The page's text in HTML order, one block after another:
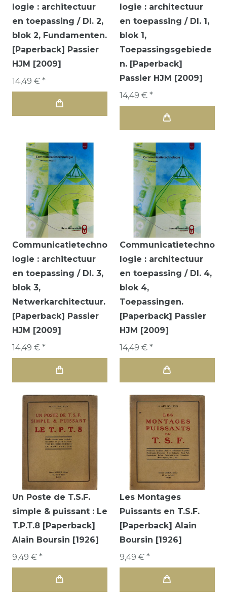
logie : architectuur
en toepassing / Dl. 2,
blok 2, Fundamenten.
[Paperback] Passier
HJM [2009]
14,49 € *
logie : architectuur
en toepassing / Dl. 1,
blok 1,
Toepassingsgebiede
n. [Paperback]
Passier HJM [2009]
14,49 € *
Communicatietechno
logie : architectuur
en toepassing / Dl. 3,
blok 3,
Netwerkarchitectuur.
[Paperback] Passier
HJM [2009]
14,49 € *
Communicatietechno
logie : architectuur
en toepassing / Dl. 4,
blok 4,
Toepassingen.
[Paperback] Passier
HJM [2009]
14,49 € *
Un Poste de T.S.F.
simple & puissant : Le
T.P.T.8 [Paperback]
Alain Boursin [1926]
9,49 € *
Les Montages
Puissants en T.S.F.
[Paperback] Alain
Boursin [1926]
9,49 € *